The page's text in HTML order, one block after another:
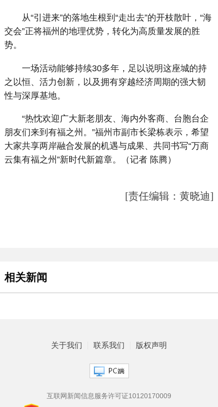
从“引进来”的落地生根到“走出去”的开枝散叶，“海
交会”正将福州的地理优势，转化为高质量发展的胜
势。
一场活动能够持续30多年，足以说明这座城的持
之以恒、活力创新，以及拥有穿越经济周期的强大韧
性与深厚基地。
“热忱欢迎广大新老朋友、海内外客商、台胞台企
朋友们来到有福之州。”福州市副市长梁栋表示，希望
大家共享两岸融合发展的机遇与成果、共同书写“万商
云集有福之州”新时代新篇章。（记者 陈腾）
[责任编辑：黄晓迪]
相关新闻
关于我们 联系我们 版权声明
互联网新闻信息服务许可证10120170009